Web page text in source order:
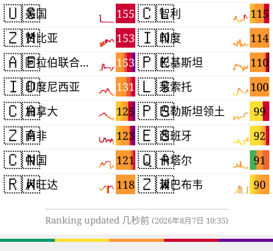
🇺🇸 155
美国
🇿🇲 153
赞比亚
🇦🇪 153
阿拉伯联合酋长国
🇮🇩 131
印度尼西亚
🇨🇦 125
加拿大
🇿🇦 123
南非
🇨🇳 121
中国
🇷🇼 118
卢旺达
🇨🇱 115
智利
🇮🇳 114
印度
🇵🇰 110
巴基斯坦
🇱🇸 100
莱索托
🇵🇸 99
巴勒斯坦领土
🇪🇸 92
西班牙
🇶🇦 91
卡塔尔
🇿🇼 90
津巴布韦
Ranking updated 几秒前 (2026年8月7日 10:35)